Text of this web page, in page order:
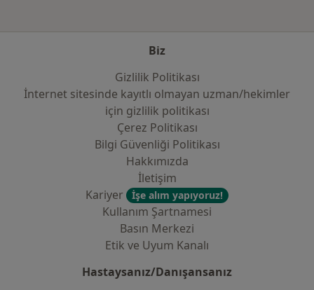
Biz
Gizlilik Politikası
İnternet sitesinde kayıtlı olmayan uzman/hekimler
i̇çin gizlilik politikası
Çerez Politikası
Bilgi Güvenliği Politikası
Hakkımızda
İletişim
Kariyer
İşe alım yapıyoruz!
Kullanım Şartnamesi
Basın Merkezi
Etik ve Uyum Kanalı
Hastaysanız/Danışansanız